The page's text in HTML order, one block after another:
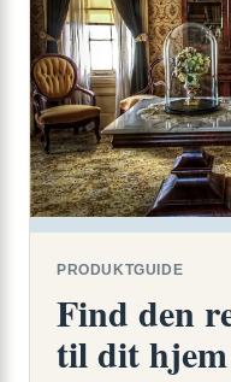
PRODUKTGUIDE
Find den
til dit hjem